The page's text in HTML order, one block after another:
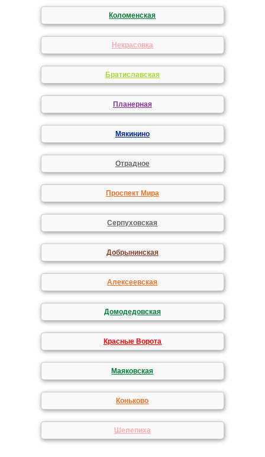
Коломенская
Некрасовка
Братиславская
Планерная
Мякинино
Отрадное
Проспект Мира
Серпуховская
Добрынинская
Алексеевская
Домодедовская
Красные Ворота
Маяковская
Коньково
Шелепиха